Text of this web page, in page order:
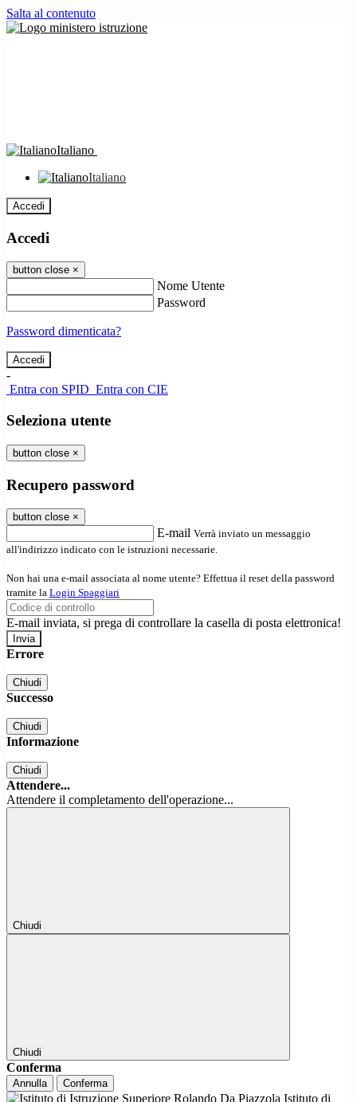
Salta al contenuto
Italiano
Italiano
Accedi
Accedi
button close ×
Nome Utente
Password
Password dimenticata?
-
Entra con SPID Entra con CIE
Seleziona utente
button close ×
Recupero password
button close ×
E-mail Verrà inviato un messaggio
all'indirizzo indicato con le istruzioni necessarie.
Non hai una e-mail associata al nome utente? Effettua il reset della password
tramite la Login Spaggiari
E-mail inviata, si prega di controllare la casella di posta elettronica!
Errore
Chiudi
Successo
Chiudi
Informazione
Chiudi
Attendere...
Attendere il completamento dell'operazione...
Chiudi
Chiudi
Conferma
Annulla Conferma
Istituto di